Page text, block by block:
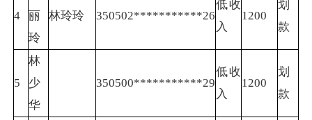
4
丽
玲
林玲玲 350502***********26
低收
入
1200
划
款
5
林
少
华
350500***********29
低收
入
1200
划
款